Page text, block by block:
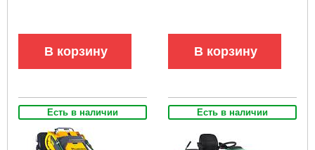
В корзину
365 кг)В корзину
Есть в наличии Есть в наличии